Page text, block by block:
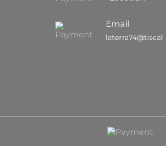
Email